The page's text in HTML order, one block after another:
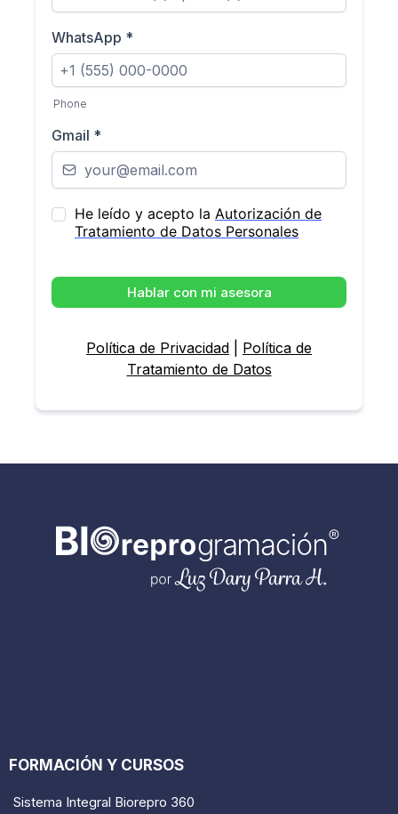
WhatsApp *
Phone
Gmail *
He leído y acepto la Autorización de
Tratamiento de Datos Personales
Hablar con mi asesora
Política de Privacidad
Política de
Tratamiento de Datos
FORMACIÓN Y CURSOS
Sistema Integral Biorepro 360